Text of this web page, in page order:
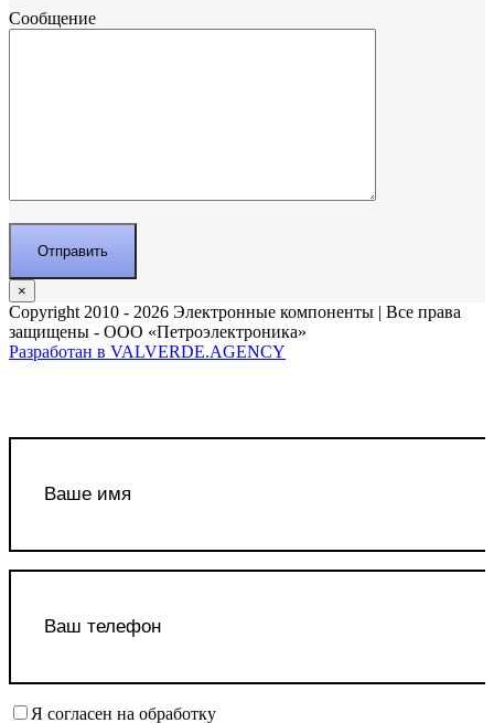
Сообщение
×
Copyright 2010 - 2026 Электронные компоненты | Все права
защищены - ООО «Петроэлектроника»
Разработан в VALVERDE.AGENCY
Я согласен на обработку